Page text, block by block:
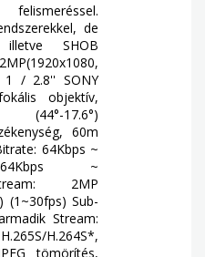
de
SHOB
1 / 2.8'' SONY
objektív,
17.6°)
60m
64Kbps ~
~
2MP
(1~30fps) Sub-
Stream:
H.264S*,
tömörítés,